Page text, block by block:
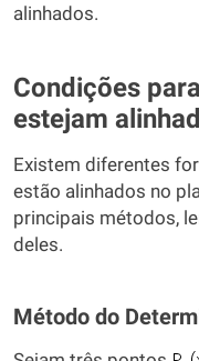
alinhados.
Condições
estejam
Existem diferentes
estão alinhados no
principais métodos,
deles.
Método do